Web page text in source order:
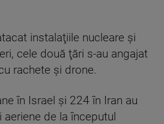
instalaţiile nucleare şi
cele două ţări s-au angajat
rachete şi drone.
în Israel şi 224 în Iran au
de la începutul